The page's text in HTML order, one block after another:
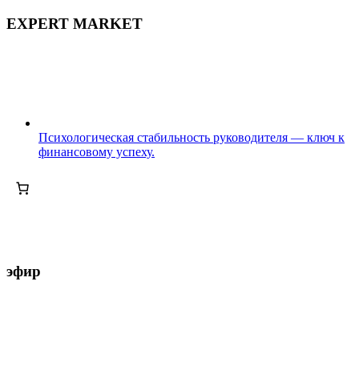
EXPERT MARKET
Психологическая стабильность руководителя — ключ к
финансовому успеху.
эфир